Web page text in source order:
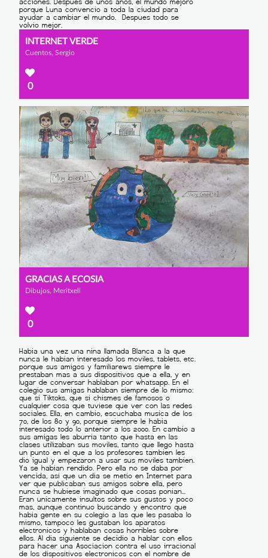
INTERNET VERDE
Cuentos, Sergio
0
GRACIAS A ECOSIA
Dibujos, Meritxell
0